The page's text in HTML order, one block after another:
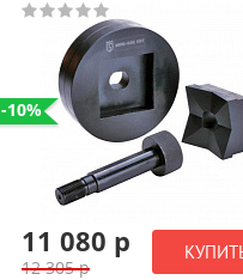
-10%
3 390 р
3 762 р